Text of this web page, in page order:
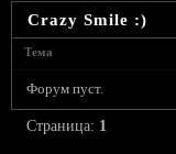
Crazy Smile :)
Тема
Форум пуст.
Страница: 1